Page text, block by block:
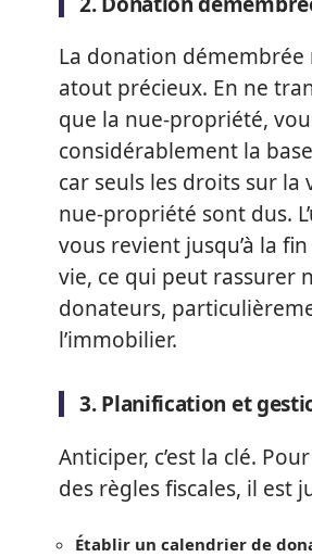
La donation démembrée
atout précieux. En ne
que la nue-propriété,
considérablement la
car seuls les droits sur la
nue-propriété sont dus.
vous revient jusqu’à la
vie, ce qui peut rassurer
donateurs,
l’immobilier.
3. Planification et
Anticiper, c’est la clé.
des règles fiscales, il est
Établir un calendrier de